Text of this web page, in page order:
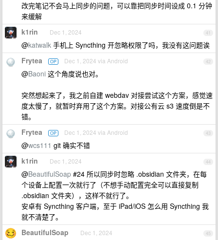
改完笔记不会马上同步的问题，可以靠把同步时间设成 0.1 分钟
来缓解
41
k1rin Dec 1, 2024
@katwalk 手机上 Syncthing 开忽略权限了吗，我没有这问题诶
42
Frytea OP Dec 1, 2024 via Android
@Baoni 这个角度说也对。
突然想起来了，我之前自建 webdav 对接尝试这个方案，感觉速
度太慢了，就暂时弃用了这个方案。对接公有云 s3 速度倒是不
错。
43
Frytea OP Dec 1, 2024 via Android
@wcs111 git 确实不错
44
k1rin Dec 1, 2024
@BeautifulSoap #24 所以同步时忽略 .obsidian 文件夹，在每
个设备上配置一次就行了（不想手动配置完全可以直接复制
.obsidian 文件夹），这样不就行了。
安卓有 Syncthing 客户端，至于 iPad/iOS 怎么用 Syncthing 我
就不清楚了。
45
BeautifulSoap Dec 1, 2024